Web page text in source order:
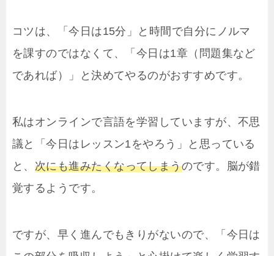
コツは、「今日は15分」と時間で自分にノルマ
を課すのではなくて、「今日は1章（問題集など
であれば）」と決めてやるのがおすすめです。
私はオンラインで言語を学習していますが、不思
議と「今日はレッスン1をやろう」と思っている
と、 次にも進みたくなってしまうのです。脳が錯
覚するようです。
ですが、早く進んでもきりがないので、「今日は